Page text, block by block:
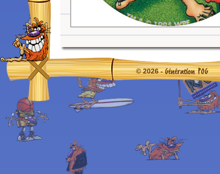
© 2026 -Génération POG